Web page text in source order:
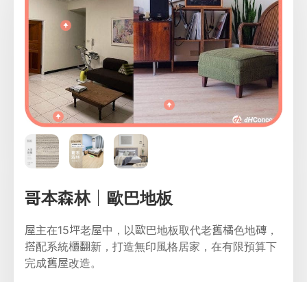
哥本森林｜歐巴地板
屋主在15坪老屋中，以歐巴地板取代老舊橘色地磚，
搭配系統櫃翻新，打造無印風格居家，在有限預算下
完成舊屋改造。